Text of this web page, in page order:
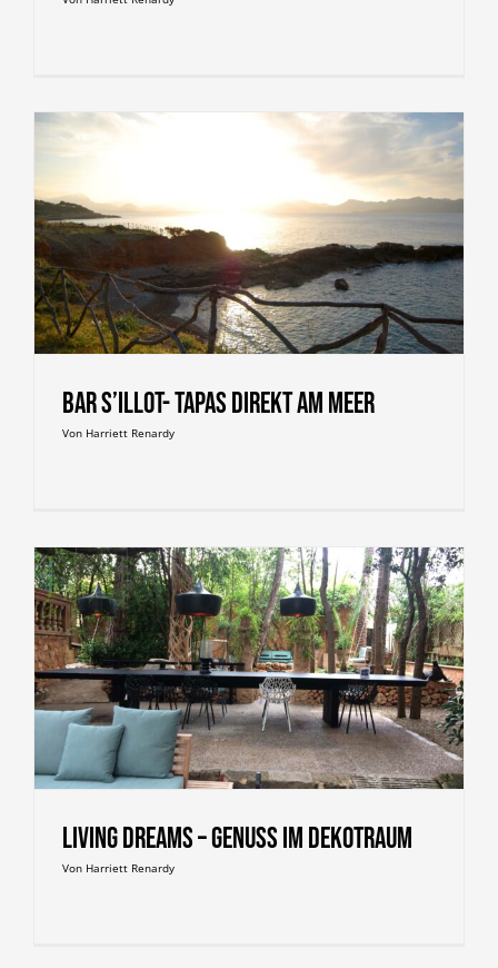
Bar S’Illot- Tapas direkt am Meer
Von Harriett Renardy
Living Dreams – Genuss im Dekotraum
Von Harriett Renardy